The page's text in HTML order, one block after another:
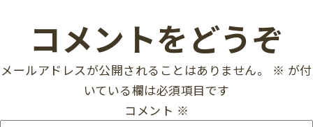
コメントをどうぞ
メールアドレスが公開されることはありません。 ※ が付
いている欄は必須項目です
コメント ※